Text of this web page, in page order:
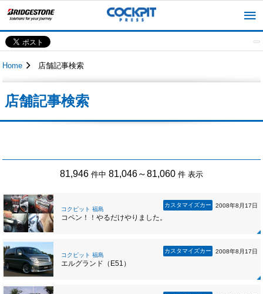
Home 店舗記事検索
店舗記事検索
81,946 件中 81,046～81,060 件 表示
カスタマイズカー 2008年8月17日
コクピット 福島
コペン！！やるだけやりました。
カスタマイズカー 2008年8月17日
コクピット 福島
エルグランド（E51）